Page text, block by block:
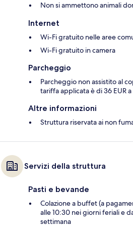
Non si ammettono animali
Internet
Wi-Fi gratuito nelle aree
Wi-Fi gratuito in camera
Parcheggio
Parcheggio non assistito al
tariffa applicata è di 36 EUR
Altre informazioni
Struttura riservata ai non
Servizi della struttura
Pasti e bevande
Colazione a buffet (a
alle 10:30 nei giorni feriali e
settimana